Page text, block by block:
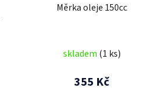
Měrka oleje 150cc
skladem (1 ks)
355 Kč